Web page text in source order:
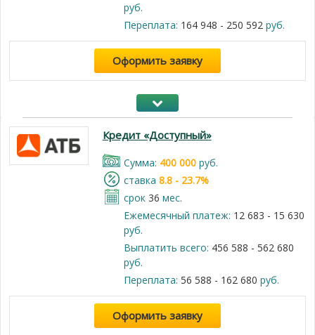
руб.
Переплата: 164 948 - 250 592руб.
Оформить заявку
Кредит «Доступный»
Cумма: 400 000руб.
cтавка 8.8 - 23.7%
срок 36 мес.
Ежемесячный платеж: 12 683 - 15 630
руб.
Выплатить всего: 456 588 - 562 680
руб.
Переплата: 56 588 - 162 680 руб.
Оформить заявку